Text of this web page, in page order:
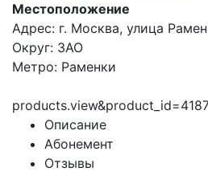
Местоположение
Адрес: г. Москва, улица
Округ: ЗАО
Метро: Раменки
Описание
Абонемент
Отзывы